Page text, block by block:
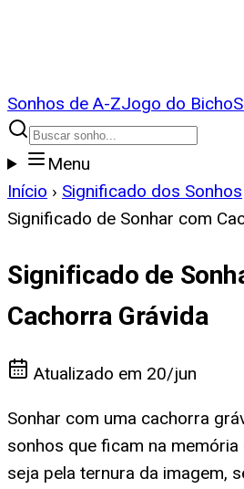
Sonhos de A-ZJogo do Bicho
Menu
Início › Significado dos Sonhos
Significado de Sonhar com
Significado de
Cachorra Grávida
Atualizado em 20/jun
Sonhar com uma cachorra
sonhos que ficam na
seja pela ternura da imagem,